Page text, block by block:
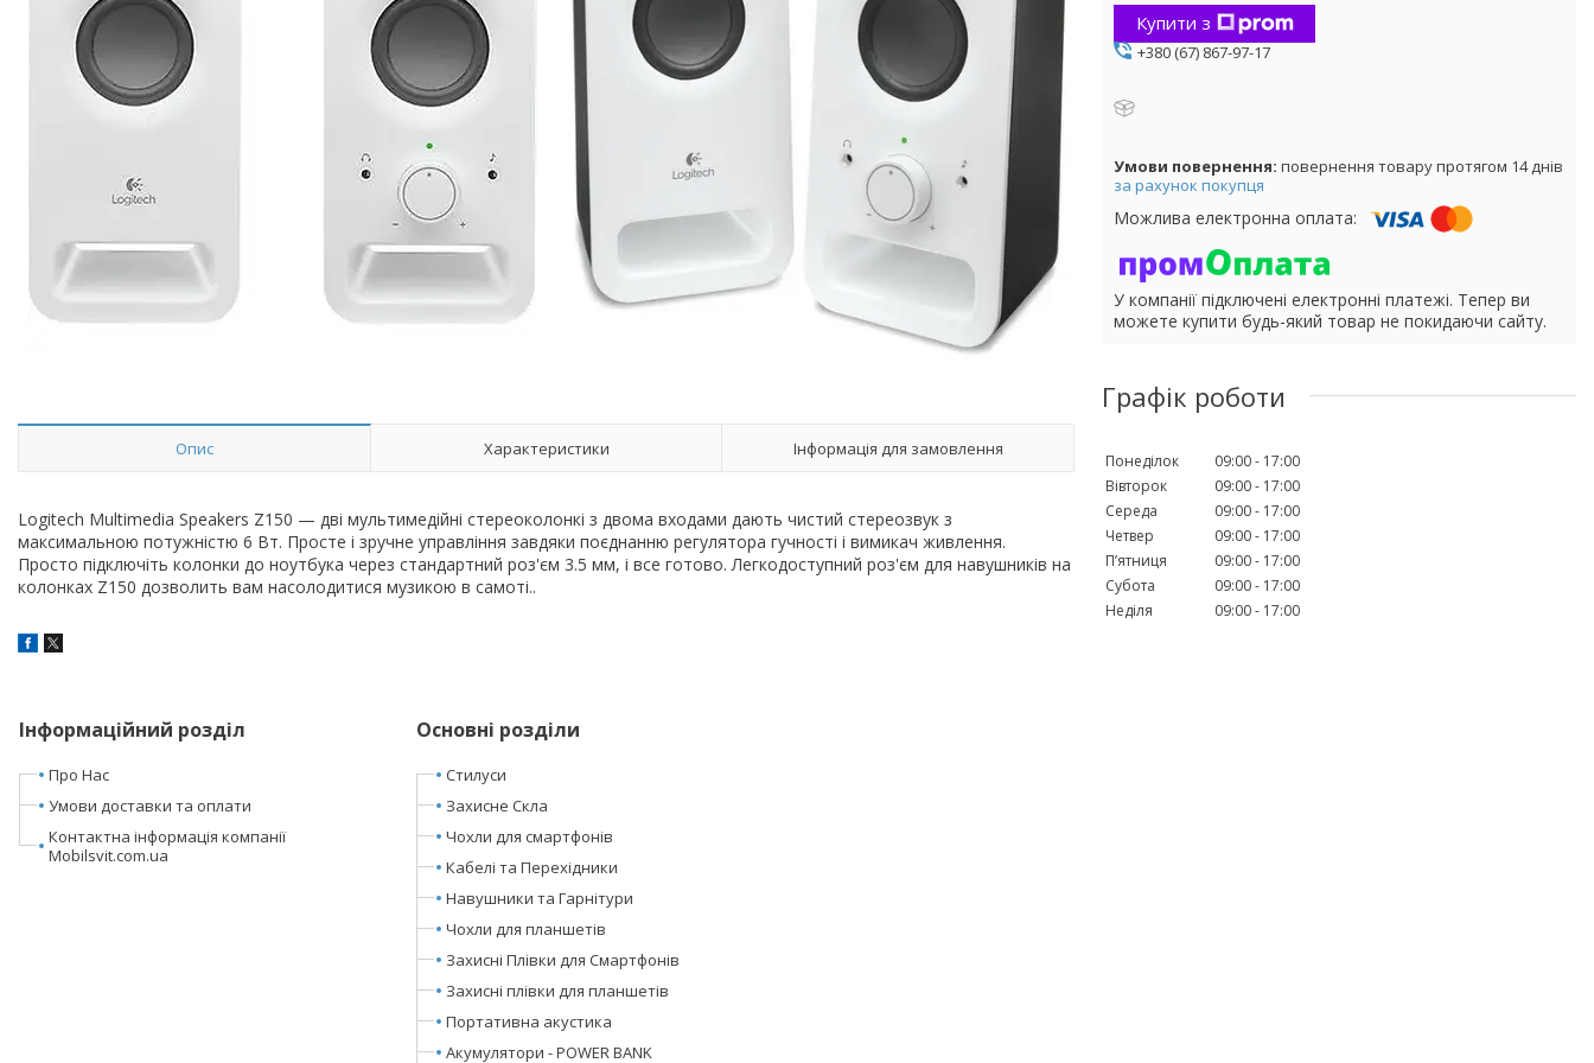
Опис Характеристики Інформація для замовлення
Logitech Multimedia Speakers Z150 — дві мультимедійні стереоколонкі з двома входами дають чистий стереозвук з
максимальною потужністю 6 Вт. Просте і зручне управління завдяки поєднанню регулятора гучності і вимикач живлення.
Просто підключіть колонки до ноутбука через стандартний роз'єм 3.5 мм, і все готово. Легкодоступний роз'єм для навушників на
колонках Z150 дозволить вам насолодитися музикою в самоті..
Купити з
+380 (67) 867-97-17
повернення товару протягом 14 днів
за рахунок покупця
У компанії підключені електронні платежі. Тепер ви
можете купити будь-який товар не покидаючи сайту.
Графік роботи
Понеділок 09:00
17:00
Вівторок
09:00
17:00
Середа
09:00
17:00
Четвер
09:00
17:00
Пʼятниця
09:00
17:00
Субота
09:00
17:00
Неділя
09:00 17:00
Інформаційний розділ
Про Нас
Умови доставки та оплати
Контактна інформація компанії
Mobilsvit.com.ua
Основні розділи
Стилуси
Захисне Скла
Чохли для смартфонів
Кабелі та Перехідники
Навушники та Гарнітури
Чохли для планшетів
Захисні Плівки для Смартфонів
Захисні плівки для планшетів
Портативна акустика
Акумулятори - POWER BANK